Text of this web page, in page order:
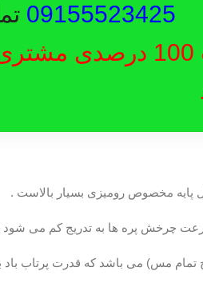
09155523425
رضایت 100
پایه مخصوص رومیزی بسیار بالاست .
پره ها به تدریج کم می شود تا